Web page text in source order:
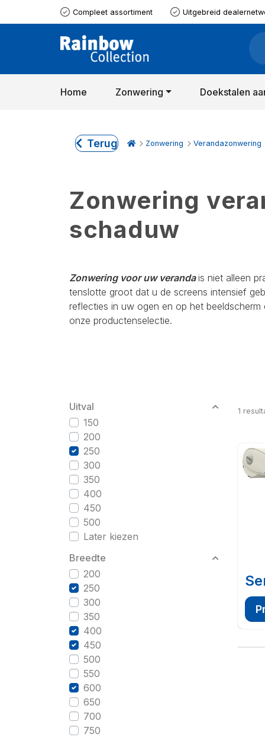
Compleet assortiment Uitgebreid
Home Zonwering Doekstalen
Terug Zonwering Verandazonwering
Zonwering
schaduw
Zonwering voor uw verandais niet alleen
tenslotte groot dat u de screens intensief
reflecties in uw ogen en op het
onze productenselectie.
Uitval
150
200
250
300
350
400
450
500
Later kiezen
Breedte
200
250
300
350
400
450
500
550
600
650
700
750
1